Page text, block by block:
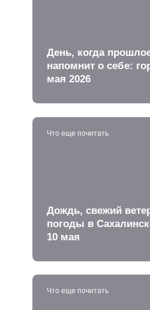
День, когда
напомнит о себе:
мая 2026
Что еще почитать
Дождь, свежий
погоды в
10 мая
Что еще почитать